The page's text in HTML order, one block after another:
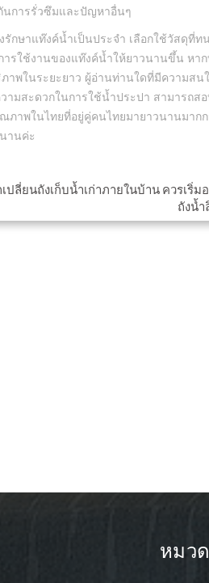
นการรั่วซึมและปัญหาอื่นๆ
รักษาแท๊งค์น้ำเป็นประจำ เลือกใช้วัสดุที่
ารใช้งานของแท๊งค์น้ำให้ยาวนานขึ้น หา
าพในระยะยาว ผู้อ่านท่านใดที่มีความสน
ามสะดวกในการใช้น้ำประปา สามารถส
ภาพในไทยที่อยู่คู่คนไทยมายาวนานมา
านค่ะ
ปลี่ยนถังเก็บน้ำเก่าภายในบ้าน ควรเริ่
ถังน้
หมว